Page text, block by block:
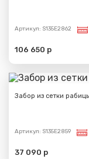
Артикул: S135E2862
106 650 р
Забор из сетки
Артикул: S135E2859
37 090 р